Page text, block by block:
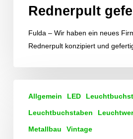
Rednerpult
Fulda – Wir haben ein neues
Rednerpult konzipiert und
Broeckske
Allgemein LED
Leuchtbuchstaben
Metallbau Vintage